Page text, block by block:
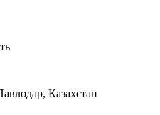
Казахстан